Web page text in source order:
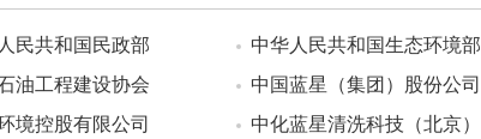
民共和国民政部 中华人民共和国生态环境部
油工程建设协会 中国蓝星（集团）股份公司
境控股有限公司 中化蓝星清洗科技（北京）